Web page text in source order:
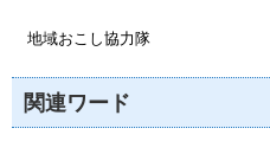
地域おこし協力隊
関連ワード